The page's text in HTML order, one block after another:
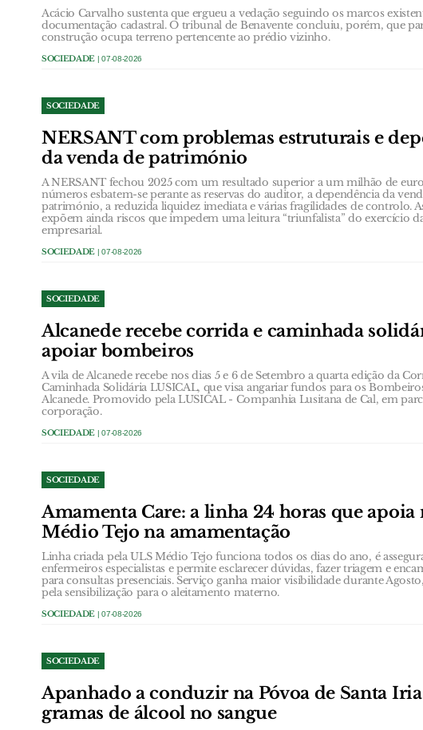
Acácio Carvalho sustenta que ergueu a vedação seguindo os marcos
documentação cadastral. O tribunal de Benavente concluiu, porém, que
construção ocupa terreno pertencente ao prédio vizinho.
SOCIEDADE | 07-08-2026
SOCIEDADE
NERSANT com problemas estruturais e
da venda de património
A NERSANT fechou 2025 com um resultado superior a um milhão de
números esbatem-se perante as reservas do auditor, a dependência da
património, a reduzida liquidez imediata e várias fragilidades de controlo.
expõem ainda riscos que impedem uma leitura “triunfalista” do exercício
empresarial.
SOCIEDADE | 07-08-2026
SOCIEDADE
Alcanede recebe corrida e caminhada
apoiar bombeiros
A vila de Alcanede recebe nos dias 5 e 6 de Setembro a quarta edição da
Caminhada Solidária LUSICAL, que visa angariar fundos para os
Alcanede. Promovido pela LUSICAL - Companhia Lusitana de Cal, em
corporação.
SOCIEDADE | 07-08-2026
SOCIEDADE
Amamenta Care: a linha 24 horas que apoia
Médio Tejo na amamentação
Linha criada pela ULS Médio Tejo funciona todos os dias do ano, é
enfermeiros especialistas e permite esclarecer dúvidas, fazer triagem e
para consultas presenciais. Serviço ganha maior visibilidade durante
pela sensibilização para o aleitamento materno.
SOCIEDADE | 07-08-2026
SOCIEDADE
Apanhado a conduzir na Póvoa de Santa
gramas de álcool no sangue